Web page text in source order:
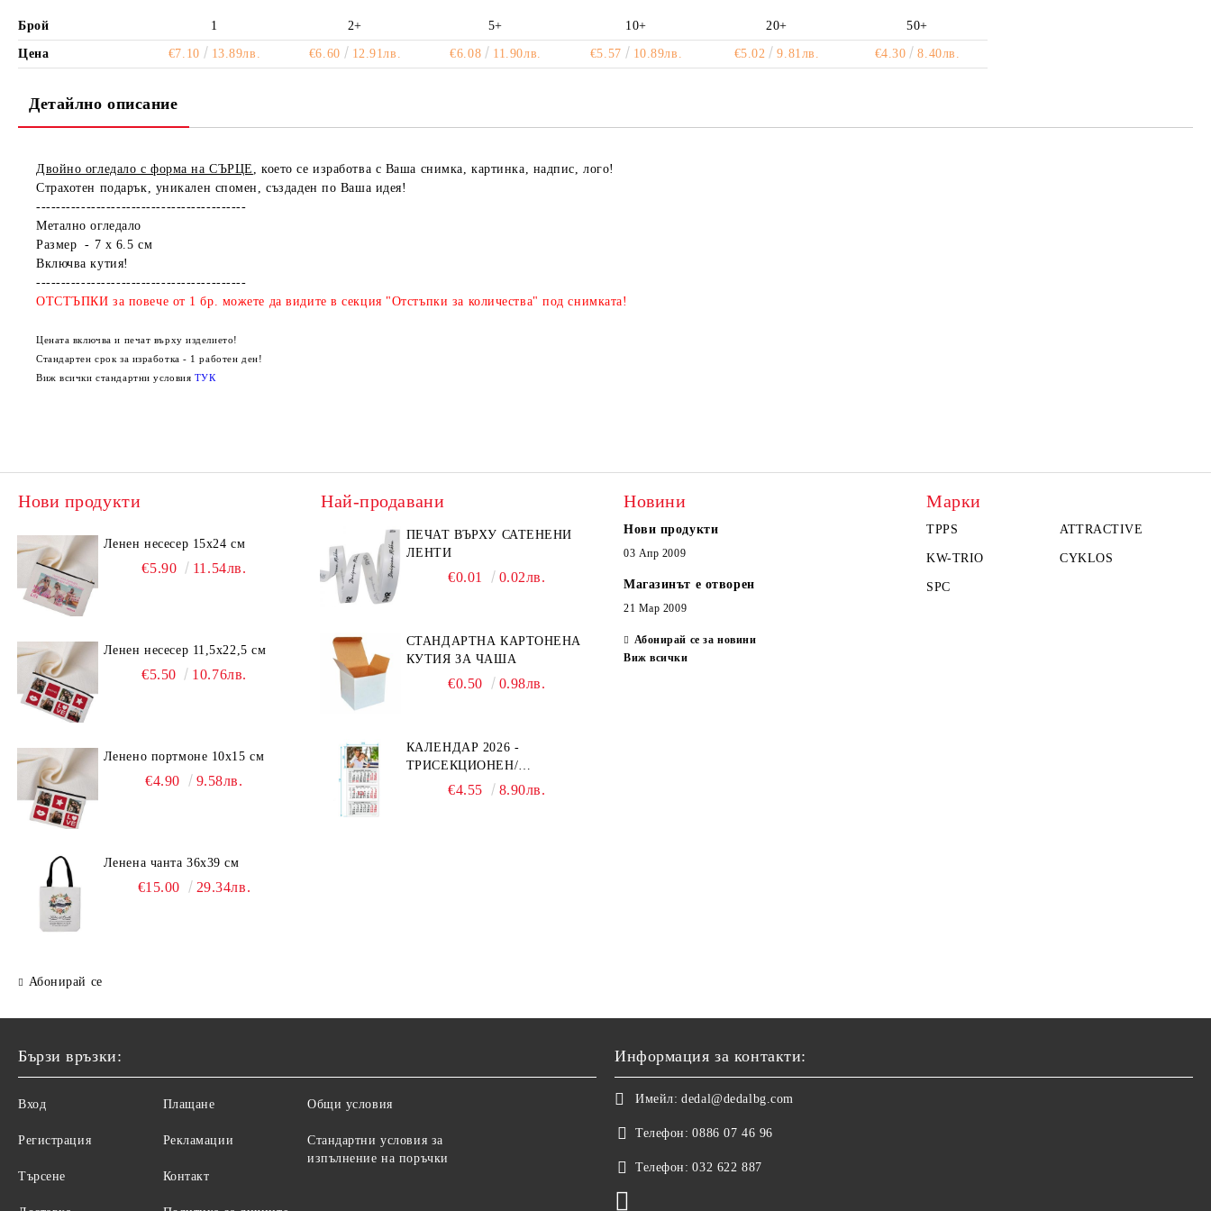
Брой 1 2+ 5+ 10+ 20+ 50+
Цена €7.10 13.89лв. €6.60 12.91лв. €6.08 11.90лв. €5.57 10.89лв. €5.02 9.81лв. €4.30 8.40лв.
Детайлно описание
Двойно огледало с форма на СЪРЦЕ , което се изработва с Ваша снимка, картинка, надпис, лого!
Страхотен подарък, уникален спомен, създаден по Ваша идея!
------------------------------------------
Метално огледало
Размер - 7 х 6.5 см
Включва кутия!
------------------------------------------
ОТСТЪПКИ за повече от 1 бр. можете да видите в секция "Отстъпки за количества" под снимката!
Цената включва и печат върху изделието!
Стандартен срок за изработка - 1 работен ден!
Виж всички стандартни условия ТУК
Нови продукти
Ленен несесер 15х24 см
€5.90 11.54лв.
Ленен несесер 11,5х22,5 см
€5.50 10.76лв.
Ленено портмоне 10х15 см
€4.90 9.58лв.
Ленена чанта 36х39 см
€15.00 29.34лв.
Абонирай се
Най-продавани
ПЕЧАТ ВЪРХУ САТЕНЕНИ
ЛЕНТИ
€0.01 0.02лв.
СТАНДАРТНА КАРТОНЕНА
КУТИЯ ЗА ЧАША
€0.50 0.98лв.
КАЛЕНДАР 2026 -
ТРИСЕКЦИОНЕН/
ЕДНОСЕКЦИОНЕН
€4.55 8.90лв.
Новини
Нови продукти
03 Апр 2009
Магазинът е отворен
21 Мар 2009
Абонирай се за новини
Виж всички
Марки
TPPS ATTRACTIVE
KW-TRIO CYKLOS
SPC
Бързи връзки:
Вход
Регистрация
Търсене
Плащане
Рекламации
Контакт
Общи условия
Стандартни условия за
изпълнение на поръчки
Информация за контакти:
Имейл: dedal@dedalbg.com
Телефон: 0886 07 46 96
Телефон: 032 622 887